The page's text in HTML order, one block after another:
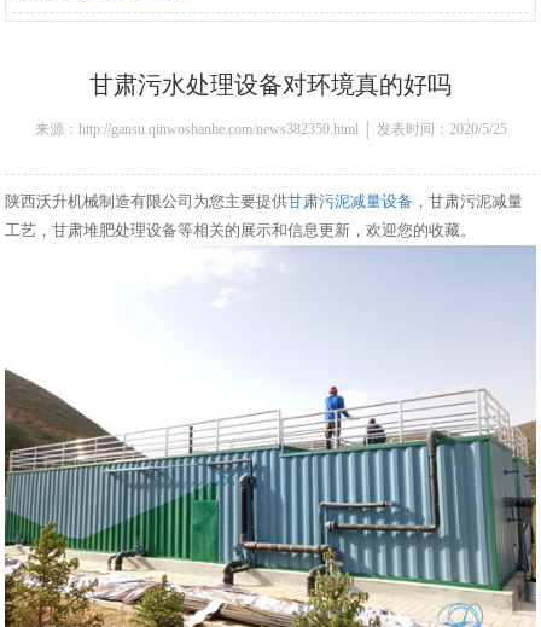
甘肃污水处理设备对环境真的好吗
来源：http://gansu.qinwoshanhe.com/news382350.html │ 发表时间：2020/5/25
陕西沃升机械制造有限公司为您主要提供甘肃污泥减量设备 ，甘肃污泥减量
工艺，甘肃堆肥处理设备等相关的展示和信息更新，欢迎您的收藏。